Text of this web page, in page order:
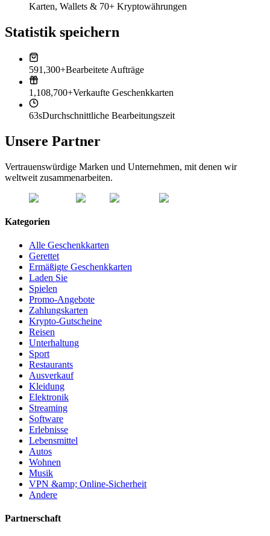
Karten, Wallets & 70+ Kryptowährungen
Statistik speichern
591,300+Bearbeitete Aufträge
1,108,700+Verkaufte Geschenkkarten
63sDurchschnittliche Bearbeitungszeit
Unsere Partner
Vertrauenswürdige Marken und Unternehmen, mit denen wir
weltweit zusammenarbeiten.
Kategorien
Alle Geschenkkarten
Gerettet
Ermäßigte Geschenkkarten
Laden Sie
Spielen
Promo-Angebote
Zahlungskarten
Krypto-Gutscheine
Reisen
Unterhaltung
Sport
Restaurants
Ausverkauf
Kleidung
Elektronik
Streaming
Software
Erlebnisse
Lebensmittel
Autos
Wohnen
Musik
VPN &amp; Online-Sicherheit
Andere
Partnerschaft